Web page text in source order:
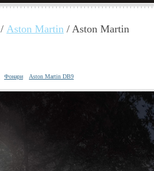
/ Aston Martin / Aston Martin
Фонари Aston Martin DB9